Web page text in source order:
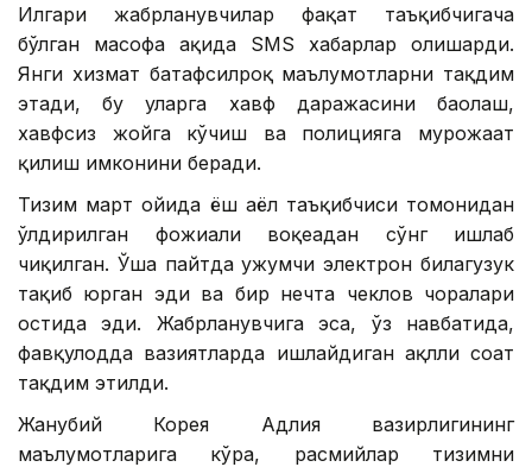
Илгари жабрланувчилар фақат таъқибчигача
бўлган масофа ҳақида SМS хабарлар олишарди.
Янги хизмат батафсилроқ маълумотларни тақдим
этади, бу уларга хавф даражасини баҳолаш,
хавфсиз жойга кўчиш ва полицияга мурожаат
қилиш имконини беради.
Тизим март ойида ёш аёл таъқибчиси томонидан
ўлдирилган фожиали воқеадан сўнг ишлаб
чиқилган. Ўша пайтда ҳужумчи электрон билагузук
тақиб юрган эди ва бир нечта чеклов чоралари
остида эди. Жабрланувчига эса, ўз навбатида,
фавқулодда вазиятларда ишлайдиган ақлли соат
тақдим этилди.
Жанубий Корея Адлия вазирлигининг
маълумотларига кўра, расмийлар тизимни